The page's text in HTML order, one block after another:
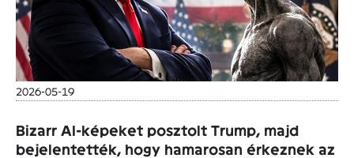
2026-05-19
Bizarr AI-képeket posztolt Trump, majd
bejelentették, hogy hamarosan érkeznek az